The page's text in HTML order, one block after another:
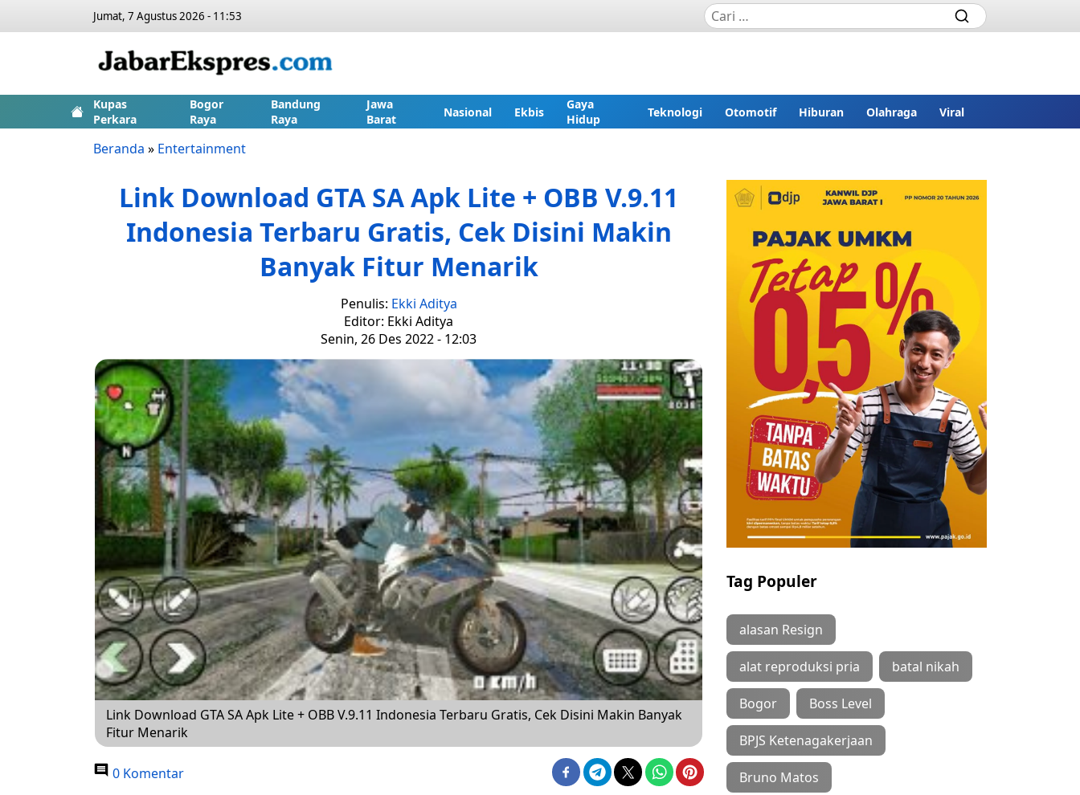
Jumat, 7 Agustus 2026 - 11:53
Kupas
Perkara
Bogor
Raya
Bandung
Raya
Jawa
Barat
Nasional Ekbis
Gaya
Hidup
Teknologi Otomotif Hiburan Olahraga Viral
Beranda » Entertainment
Link Download GTA SA Apk Lite + OBB V.9.11
Indonesia Terbaru Gratis, Cek Disini Makin
Banyak Fitur Menarik
Penulis: Ekki Aditya
Editor: Ekki Aditya
Senin, 26 Des 2022 - 12:03
Link Download GTA SA Apk Lite + OBB V.9.11 Indonesia Terbaru Gratis, Cek Disini Makin Banyak
Fitur Menarik
0 Komentar
Tag Populer
alasan Resign
alat reproduksi pria batal nikah
Bogor Boss Level
BPJS Ketenagakerjaan
Bruno Matos